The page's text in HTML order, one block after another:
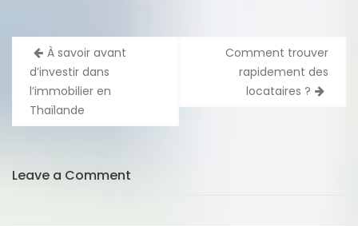
Navigation
de
l’article
À savoir avant
d’investir dans
l’immobilier en
Thaïlande
Comment trouver
rapidement des
locataires ?
Leave a Comment